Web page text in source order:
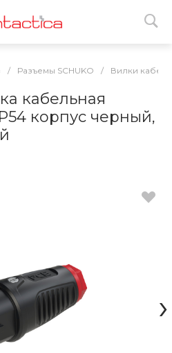
/ Разъемы SCHUKO / Вилки
кабельная
корпус черный,
›